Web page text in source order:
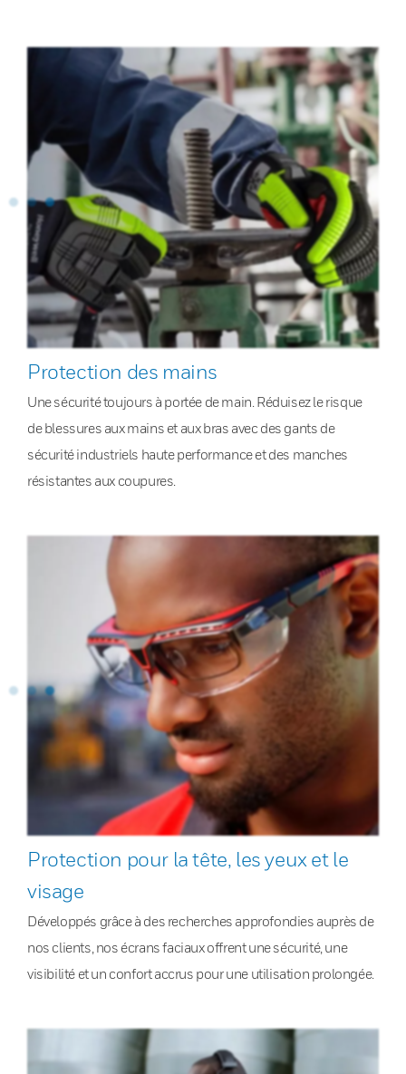
Protection des mains
Une sécurité toujours à portée de main. Réduisez le risque
de blessures aux mains et aux bras avec des gants de
sécurité industriels haute performance et des manches
résistantes aux coupures.
Protection pour la tête, les yeux et le
visage
Développés grâce à des recherches approfondies auprès de
nos clients, nos écrans faciaux offrent une sécurité, une
visibilité et un confort accrus pour une utilisation prolongée.